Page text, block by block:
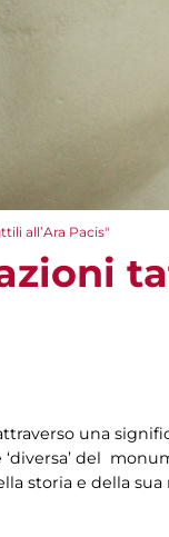
all’Ara Pacis"
una
del
storia e della sua